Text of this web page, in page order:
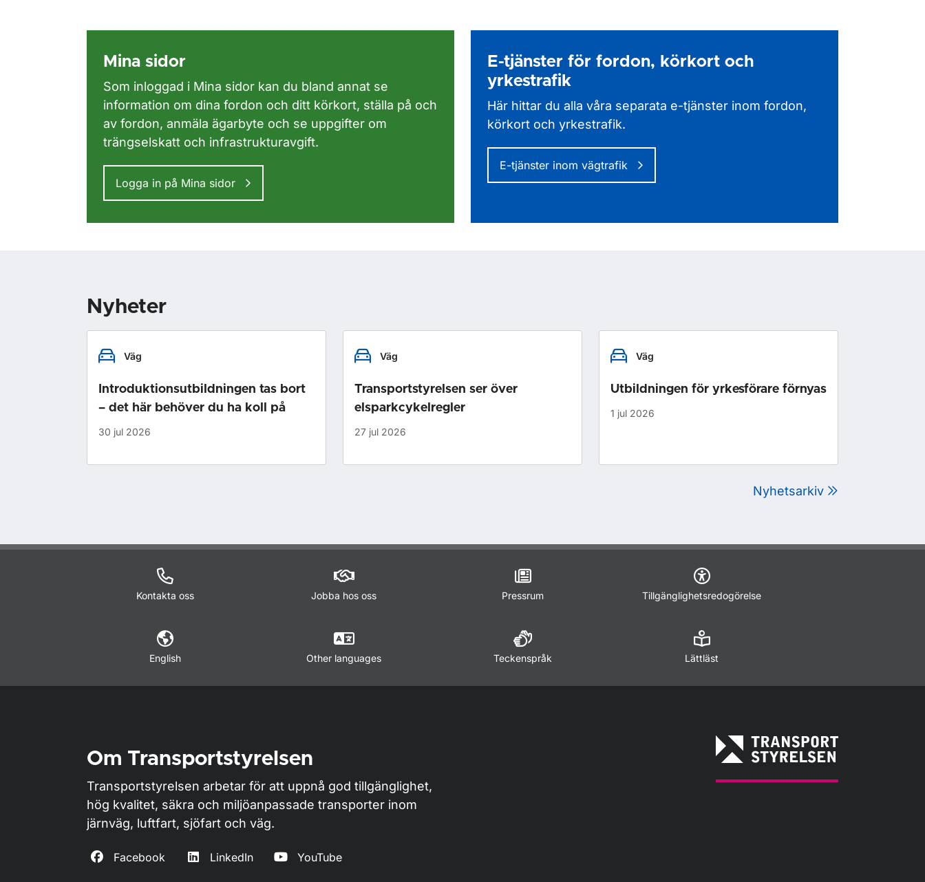
Mina sidor
Som inloggad i Mina sidor kan du bland annat se
information om dina fordon och ditt körkort, ställa på och
av fordon, anmäla ägarbyte och se uppgifter om
trängselskatt och infrastrukturavgift.
Logga in på Mina sidor
E-tjänster för fordon, körkort och
yrkestrafik
Här hittar du alla våra separata e-tjänster inom fordon,
körkort och yrkestrafik.
E-tjänster inom vägtrafik
Nyheter
Väg
Introduktionsutbildningen tas bort
– det här behöver du ha koll på
30 jul 2026
Väg
Transportstyrelsen ser över
elsparkcykelregler
27 jul 2026
Väg
Utbildningen för yrkesförare förnyas
1 jul 2026
Nyhetsarkiv
Kontakta oss Jobba hos oss Pressrum Tillgänglighetsredogörelse
English Other languages Teckenspråk Lättläst
Om Transportstyrelsen
Transportstyrelsen arbetar för att uppnå god tillgänglighet,
hög kvalitet, säkra och miljöanpassade transporter inom
järnväg, luftfart, sjöfart och väg.
Facebook LinkedIn YouTube